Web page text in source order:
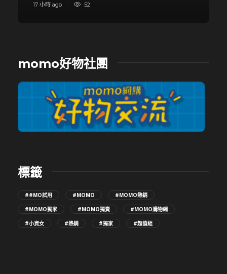
17 小時 ago 52
momo好物社團
標籤
##MO試用 #MOMO
#MOMO熱銷
#MOMO獨家
#MOMO獨賣
#MOMO購物網
#小資女
#熱銷 #獨家 #超值組